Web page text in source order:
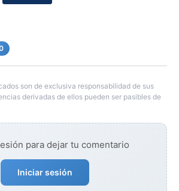
son de exclusiva responsabilidad de sus
derivadas de ellos pueden ser pasibles de
para dejar tu comentario
Iniciar sesión